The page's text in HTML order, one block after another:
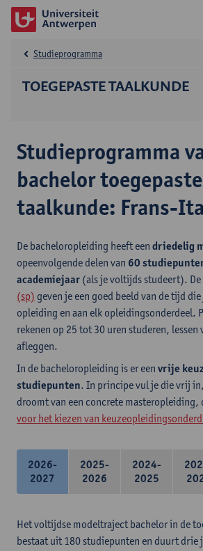
TOEGEPASTE TAALKUNDE
Studieprogramma
Studieprogramma
bachelor toegepaste
taalkunde: Frans-
De bacheloropleiding heeft een driedelig
opeenvolgende delen van 60
academiejaar (als je voltijds studeert). De
(sp) geven je een goed beeld van de tijd
opleiding en aan elk opleidingsonderdeel.
rekenen op 25 tot 30 uren studeren, lessen
afleggen.
In de bacheloropleiding is er een vrije
studiepunten. In principe vul je die vrij
droomt van een concrete masteropleiding,
voor het kiezen van
2026-
2027
2025-
2026
2024-
2025
Het voltijdse modeltraject bachelor in de
bestaat uit 180 studiepunten en duurt drie